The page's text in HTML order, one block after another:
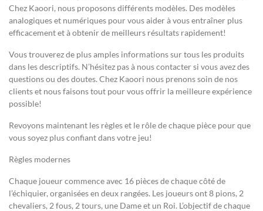
Chez Kaoori, nous proposons différents modèles. Des modèles
analogiques et numériques pour vous aider à vous entraîner plus
efficacement et à obtenir de meilleurs résultats rapidement!
Vous trouverez de plus amples informations sur tous les produits
dans les descriptifs. N’hésitez pas à nous contacter si vous avez des
questions ou des doutes. Chez Kaoori nous prenons soin de nos
clients et nous faisons tout pour vous offrir la meilleure expérience
possible!
Revoyons maintenant les règles et le rôle de chaque pièce pour que
vous soyez plus confiant dans votre jeu!
Règles modernes
Chaque joueur commence avec 16 pièces de chaque côté de
l’échiquier, organisées en deux rangées. Les joueurs ont 8 pions, 2
chevaliers, 2 fous, 2 tours, une Dame et un Roi. L’objectif de chaque